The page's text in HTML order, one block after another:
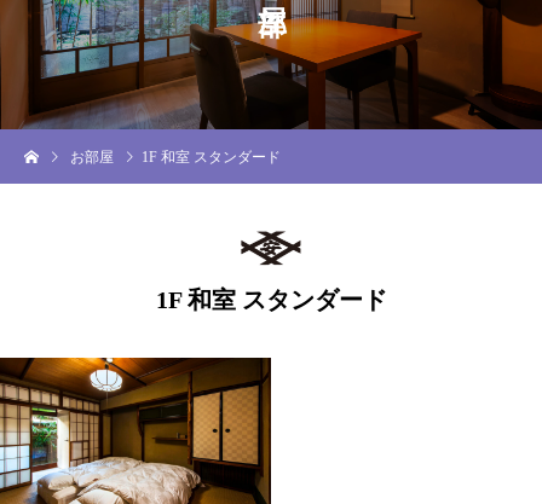
お部屋 1F 和室 スタンダード
1F 和室 スタンダード